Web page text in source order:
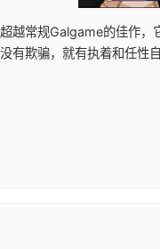
越常规Galgame的佳作​​
有欺骗，就有执着和任